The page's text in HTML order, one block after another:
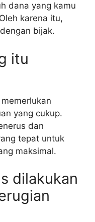
dana yang kamu
karena itu,
bijak.
itu
yang cukup.
dan
tepat untuk
maksimal.
dilakukan